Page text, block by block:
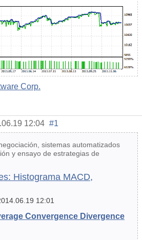
Corp.
12:04 #1
sistemas automatizados
y ensayo de estrategias de
Histograma MACD,
12:01
Convergence Divergence